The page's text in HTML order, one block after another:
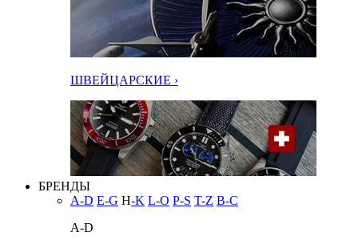
ШВЕЙЦАРСКИЕ ›
БРЕНДЫ
A-D E-G H-K L-O P-S T-Z В-С
A-D